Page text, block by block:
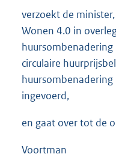
verzoekt de
Wonen 4.0 in
circulaire
ingevoerd,
en gaat over tot de
Voortman